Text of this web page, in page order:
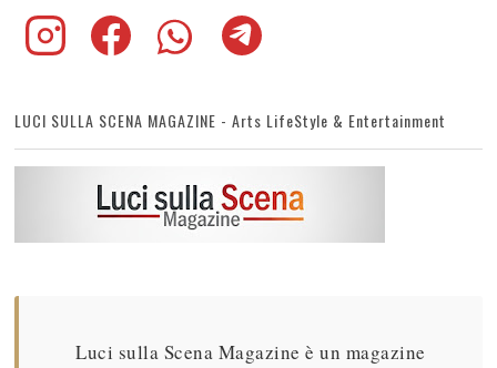
LUCI SULLA SCENA MAGAZINE - Arts LifeStyle & Entertainment
Luci sulla Scena Magazine è un magazine